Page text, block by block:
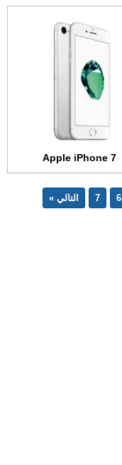
Apple iPhone 7
6
7 التالي »